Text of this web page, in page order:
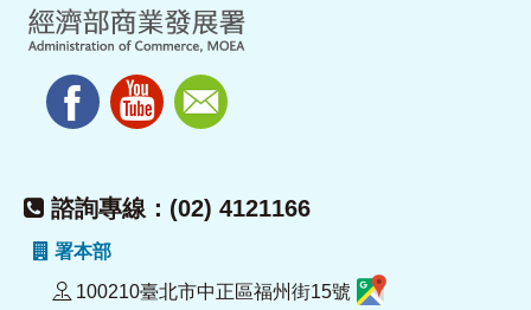
諮詢專線：(02) 4121166
署本部
100210臺北市中正區福州街15號